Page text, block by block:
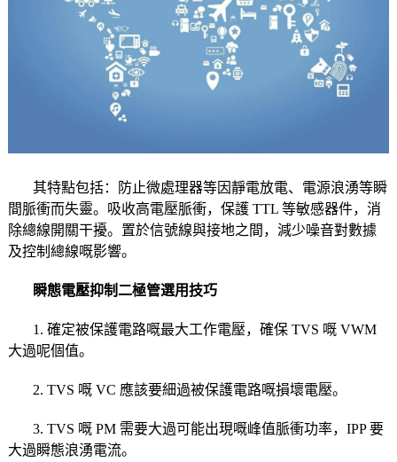
其特點包括：防止微處理器等因靜電放電、電源浪湧等瞬
間脈衝而失靈。吸收高電壓脈衝，保護 TTL 等敏感器件，消
除總線開關干擾。置於信號線與接地之間，減少噪音對數據
及控制總線嘅影響。
瞬態電壓抑制二極管選用技巧
1. 確定被保護電路嘅最大工作電壓，確保 TVS 嘅 VWM
大過呢個值。
2. TVS 嘅 VC 應該要細過被保護電路嘅損壞電壓。
3. TVS 嘅 PM 需要大過可能出現嘅峰值脈衝功率，IPP 要
大過瞬態浪湧電流。